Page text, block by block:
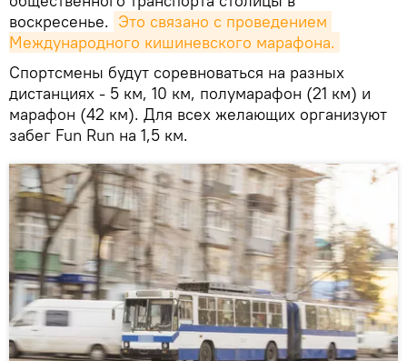
воскресенье. Это связано с проведением
Международного кишиневского марафона.
Спортсмены будут соревноваться на разных
дистанциях - 5 км, 10 км, полумарафон (21 км) и
марафон (42 км). Для всех желающих организуют
забег Fun Run на 1,5 км.